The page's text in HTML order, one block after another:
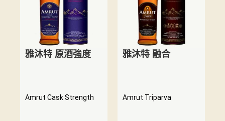
雅沐特 原酒強度
Amrut Cask Strength
雅沐特 融合
Amrut Triparva